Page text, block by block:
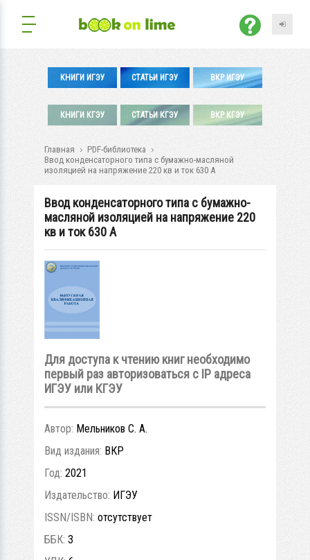
КНИГИ ИГЭУ СТАТЬИ ИГЭУ ВКР ИГЭУ
КНИГИ КГЭУ СТАТЬИ КГЭУ ВКР КГЭУ
Главная
PDF-библиотека
Ввод конденсаторного типа с бумажно-масляной
изоляцией на напряжение 220 кв и ток 630 А
Ввод конденсаторного типа с бумажно-
масляной изоляцией на напряжение 220
кв и ток 630 А
Для доступа к чтению книг необходимо
первый раз авторизоваться с IP адреса
ИГЭУ или КГЭУ
Автор: Мельников С. А.
Вид издания: ВКР
Год: 2021
Издательство: ИГЭУ
ISSN/ISBN: отсутствует
ББК: 3